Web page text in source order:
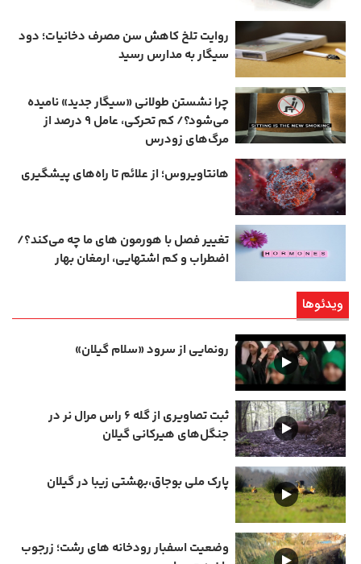
روایت تلخ کاهش سن مصرف دخانیات؛ دود
سیگار به مدارس رسید
چرا نشستن طولانی «سیگار جدید» نامیده
می‌شود؟/ کم‌ تحرکی، عامل ۹ درصد از
مرگ‌های زودرس
هانتاویروس؛ از علائم تا راه‌های پیشگیری
تغییر فصل با هورمون‌ های ما چه می‌کند؟/
اضطراب و کم‌ اشتهایی، ارمغان بهار
ویدئوها
رونمایی از سرود «سلام گیلان»
ثبت تصاویری از گله ۶ راس مرال نر در
جنگل‌های هیرکانی گیلان
پارک ملی بوجاق،بهشتی زیبا در گیلان
وضعیت اسفبار رودخانه های رشت؛ زرجوب